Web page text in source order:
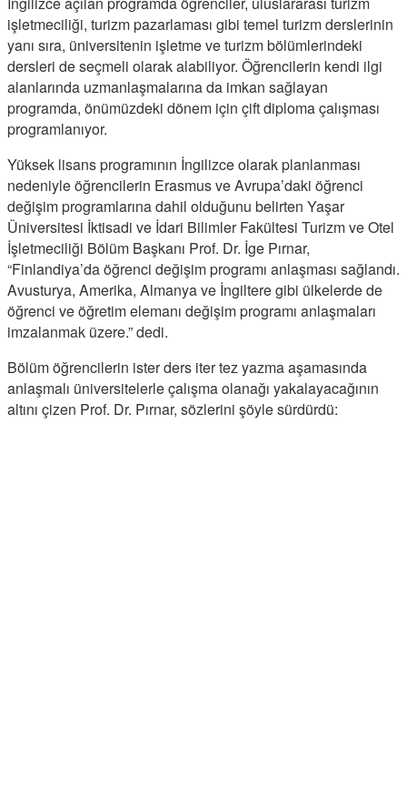
işletmeciliği, turizm pazarlaması gibi temel turizm derslerinin
yanı sıra, üniversitenin işletme ve turizm bölümlerindeki
dersleri de seçmeli olarak alabiliyor. Öğrencilerin kendi ilgi
alanlarında uzmanlaşmalarına da imkan sağlayan
programda, önümüzdeki dönem için çift diploma çalışması
programlanıyor.
Yüksek lisans programının İngilizce olarak planlanması
nedeniyle öğrencilerin Erasmus ve Avrupa’daki öğrenci
değişim programlarına dahil olduğunu belirten Yaşar
Üniversitesi İktisadi ve İdari Bilimler Fakültesi Turizm ve Otel
İşletmeciliği Bölüm Başkanı Prof. Dr. İge Pırnar,
“Finlandiya’da öğrenci değişim programı anlaşması sağlandı.
Avusturya, Amerika, Almanya ve İngiltere gibi ülkelerde de
öğrenci ve öğretim elemanı değişim programı anlaşmaları
imzalanmak üzere.” dedi.
Bölüm öğrencilerin ister ders iter tez yazma aşamasında
anlaşmalı üniversitelerle çalışma olanağı yakalayacağının
altını çizen Prof. Dr. Pırnar, sözlerini şöyle sürdürdü: